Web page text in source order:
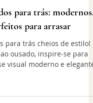
para trás: modernos,
para arrasar
ousado, inspire-se para
visual moderno e elegante.